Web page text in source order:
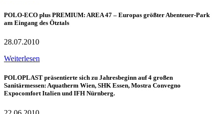
POLO-ECO plus PREMIUM: AREA 47 – Europas größter Abenteuer-Park
am Eingang des Ötztals
28.07.2010
Weiterlesen
POLOPLAST präsentierte sich zu Jahresbeginn auf 4 großen
Sanitärmessen: Aquatherm Wien, SHK Essen, Mostra Convegno
Expocomfort Italien und IFH Nürnberg.